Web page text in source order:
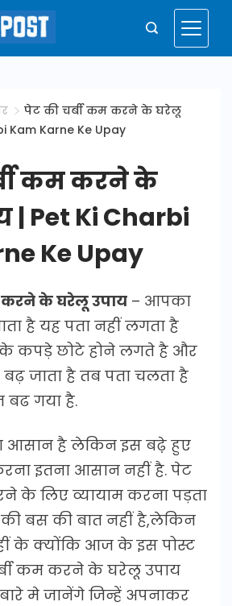
पेट की चर्बी कम करने के घरेलू
Kam Karne Ke Upay
कम करने के
| Pet Ki Charbi
Ke Upay
करने के घरेलू उपाय – आपका
है यह पता नहीं लगता है
कपड़े छोटे होने लगते है और
जाता है तब पता चलता है
गया है.
आसान है लेकिन इस बढे़ हुए
इतना आसान नहीं है. पेट
के लिए व्यायाम करना पड़ता
की बस की बात नहीं है,लेकिन
के क्योंकि आज के इस पोस्ट
कम करने के घरेलू उपाय
मे जानेंगे जिन्हें अपनाकर